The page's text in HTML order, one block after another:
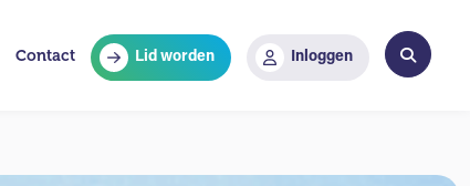
Contact Lid worden Inloggen